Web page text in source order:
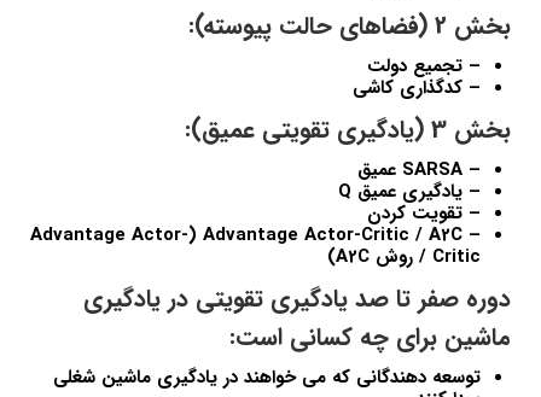
بخش 2 (فضاهای حالت پیوسته):
– تجمیع دولت
– کدگذاری کاشی
بخش 3 (یادگیری تقویتی عمیق):
– SARSA عمیق
– یادگیری عمیق Q
– تقویت کردن
– Advantage Actor-Critic / A2C (Advantage Actor-
Critic / روش A2C)
دوره صفر تا صد یادگیری تقویتی در یادگیری
ماشین برای چه کسانی است:
توسعه دهندگانی که می خواهند در یادگیری ماشین شغلی